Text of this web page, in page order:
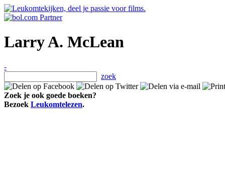
Larry A. McLean
-
zoek
Zoek je ook goede boeken?
Bezoek Leukomtelezen.